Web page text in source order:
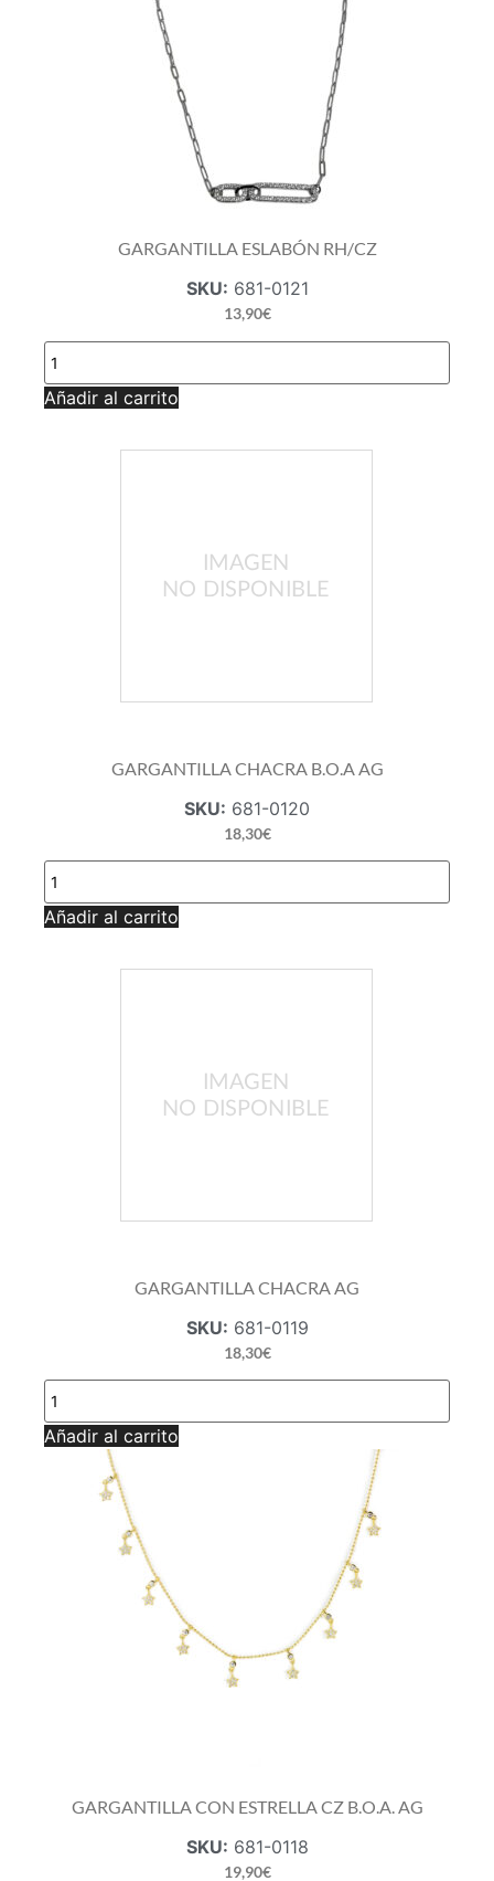
GARGANTILLA ESLABÓN RH/CZ
SKU: 681-0121
13,90€
GARGANTILLA
ESLABÓN
RH/CZ
cantidad
Añadir al carrito
GARGANTILLA CHACRA B.O.A AG
SKU: 681-0120
18,30€
GARGANTILLA
CHACRA
B.O.A
AG
Añadir al carrito
GARGANTILLA CHACRA AG
SKU: 681-0119
18,30€
GARGANTILLA
CHACRA
AG
cantidad
Añadir al carrito
GARGANTILLA CON ESTRELLA CZ B.O.A. AG
SKU: 681-0118
19,90€